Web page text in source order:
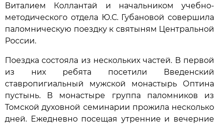
Виталием Коллантай и начальником учебно-
методического отдела Ю.С. Губановой совершила
паломническую поездку к святыням Центральной
России.
Поездка состояла из нескольких частей. В первой
из них ребята посетили Введенский
ставропигиальный мужской монастырь Оптина
пустынь. В монастыре группа паломников из
Томской духовной семинарии прожила несколько
дней. Ежедневно посещая утренние и вечерние